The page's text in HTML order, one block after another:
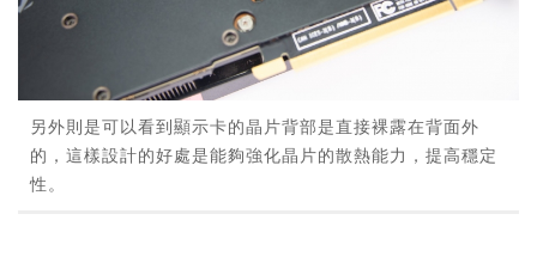
另外則是可以看到顯示卡的晶片背部是直接裸露在背面外
的，這樣設計的好處是能夠強化晶片的散熱能力，提高穩定
性。